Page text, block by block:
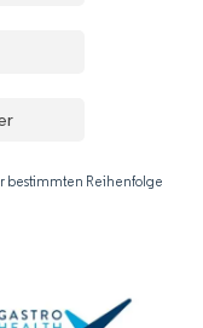
bestimmten Reihenfolge